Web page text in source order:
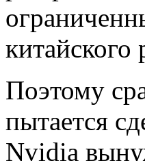
Поэтому
пытается
Nvidia